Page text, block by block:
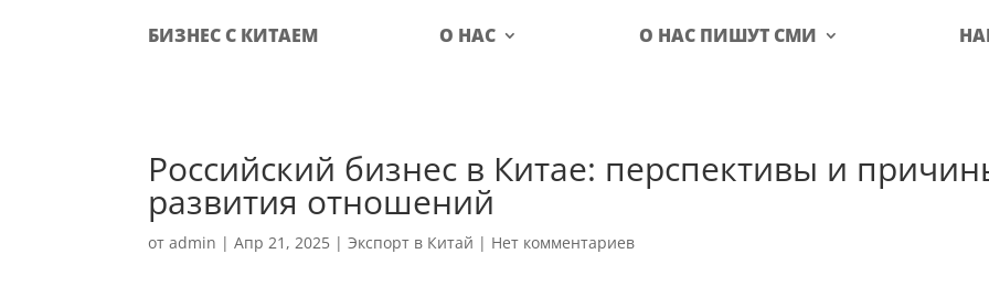
БИЗНЕС С КИТАЕМ О НАС О НАС ПИШУТ СМИ
Российский бизнес в Китае: перспективы и
развития отношений
отadmin |Апр 21, 2025 |Экспорт в Китай | Нет комментариев